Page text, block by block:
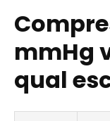
mmHg
qual